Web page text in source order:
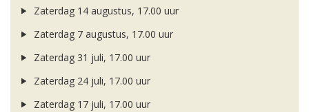
Zaterdag 14 augustus, 17.00 uur
Zaterdag 7 augustus, 17.00 uur
Zaterdag 31 juli, 17.00 uur
Zaterdag 24 juli, 17.00 uur
Zaterdag 17 juli, 17.00 uur